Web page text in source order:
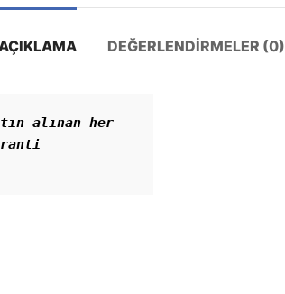
DEĞERLENDIRMELER (0)
alınan her